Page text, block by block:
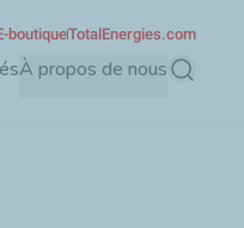
À propos de nous
boutiqueTotalEnergies.com